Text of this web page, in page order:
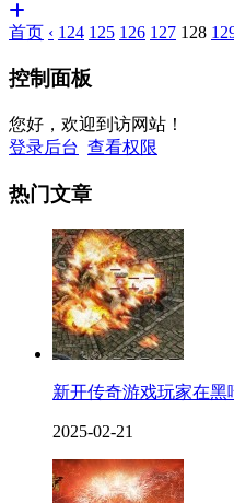
首页 ‹ 124 125 126 127 128
控制面板
您好，欢迎到访网站！
登录后台 查看权限
热门文章
新开传奇游戏玩家在
2025-02-21